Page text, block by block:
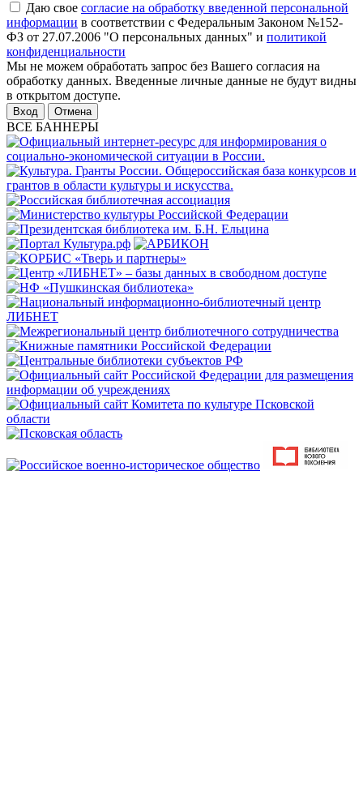
Даю свое согласие на обработку введенной персональной
информации в соответствии с Федеральным Законом №152-
ФЗ от 27.07.2006 "О персональных данных" и политикой
конфиденциальности
Мы не можем обработать запрос без Вашего согласия на
обработку данных. Введенные личные данные не будут видны
в открытом доступе.
Отмена
ВСЕ БАННЕРЫ